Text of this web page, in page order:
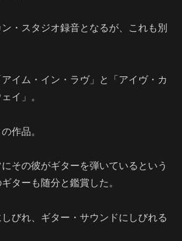
・スタジオ録音となるが、これも別
イム・イン・ラヴ」と「アイヴ・カ
イ」。
作品。
その彼がギターを弾いているという
ターも随分と鑑賞した。
びれ、ギター・サウンドにしびれる